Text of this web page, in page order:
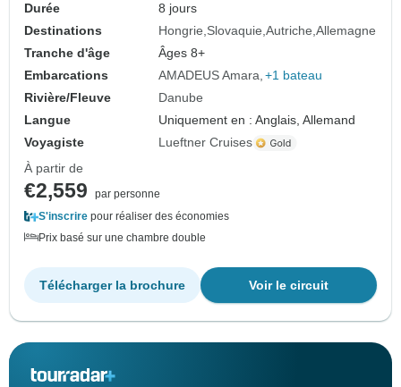
Durée
8 jours
Destinations
Hongrie Slovaquie Autriche Allemagne
Tranche d'âge
Âges 8+
Embarcations
AMADEUS Amara +1 bateau
Rivière/Fleuve
Danube
Langue
Uniquement en : Anglais, Allemand
Voyagiste
Lueftner Cruises
À partir de
€2,559
par personne
S'inscrire pour réaliser des économies
Prix basé sur une chambre double
Voir le circuit
Télécharger la brochure